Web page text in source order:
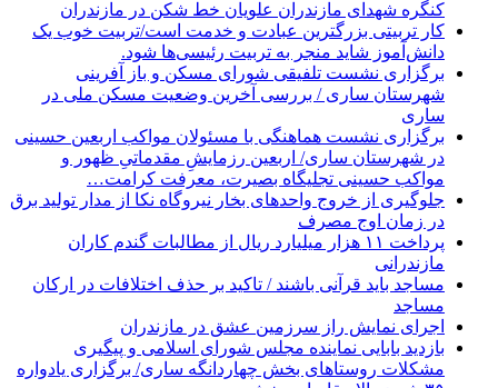
کنگره شهدای مازندران علویان خط شکن در مازندران
کار تربیتی بزرگترین عبادت و خدمت است/تربیت خوب یک
دانش‌آموز شاید منجر به تربیت رئیسی‌ها شود.
برگزاری ‌نشست تلفیقی شورای مسکن و باز آفرینی
شهرستان ساری / بررسی آخرین وضعیت مسکن ملی در
ساری
برگزاری نشست هماهنگی با مسئولان مواکب اربعین حسینی
در شهرستان ساری/ اربعین رزمایشِ مقدماتیِ ظهور و
مواکب حسینی تجلیگاه بصیرت، معرفت کرامت…
جلوگیری از خروج واحدهای بخار نیروگاه نکا از مدار تولید برق
در زمان اوج مصرف
پرداخت ۱۱ هزار میلیارد ریال از مطالبات گندم کاران
مازندرانی
مساجد باید قرآنی باشند / تاکید بر حذف اختلافات در ارکان
مساجد
اجرای نمایش راز سرزمین عشق در مازندران
بازدید بابایی نماینده مجلس شورای اسلامی و پیگیری
مشکلات روستاهای بخش چهاردانگه ساری/ برگزاری یادواره